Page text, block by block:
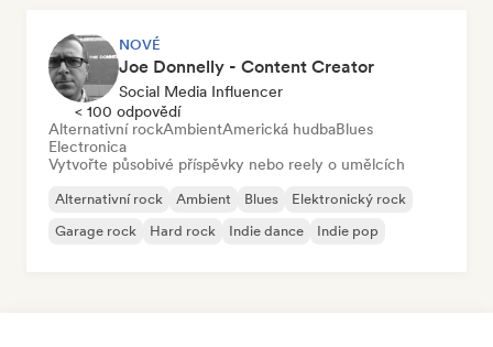
NOVÉ
Joe Donnelly - Content Creator
Social Media Influencer
< 100 odpovědí
Alternativní rockAmbientAmerická hudbaBlues
Electronica
Vytvořte působivé příspěvky nebo reely o umělcích
Alternativní rock Ambient Blues
Elektronický rock
Garage rock
Hard rock Indie dance Indie pop